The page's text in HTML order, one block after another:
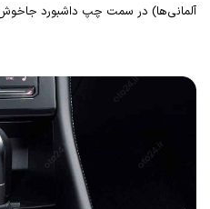
آلمانی‌ها) در سمت چپ داشبورد